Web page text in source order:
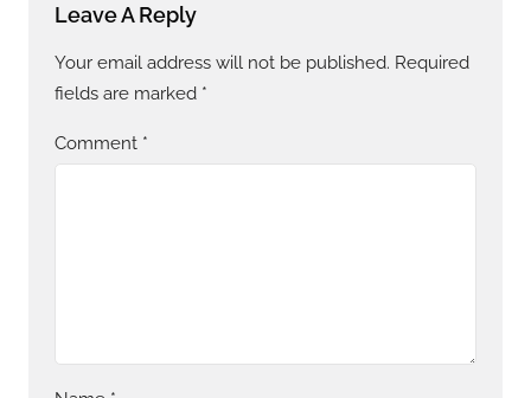
Leave A Reply
Your email address will not be published. Required
fields are marked *
Comment *